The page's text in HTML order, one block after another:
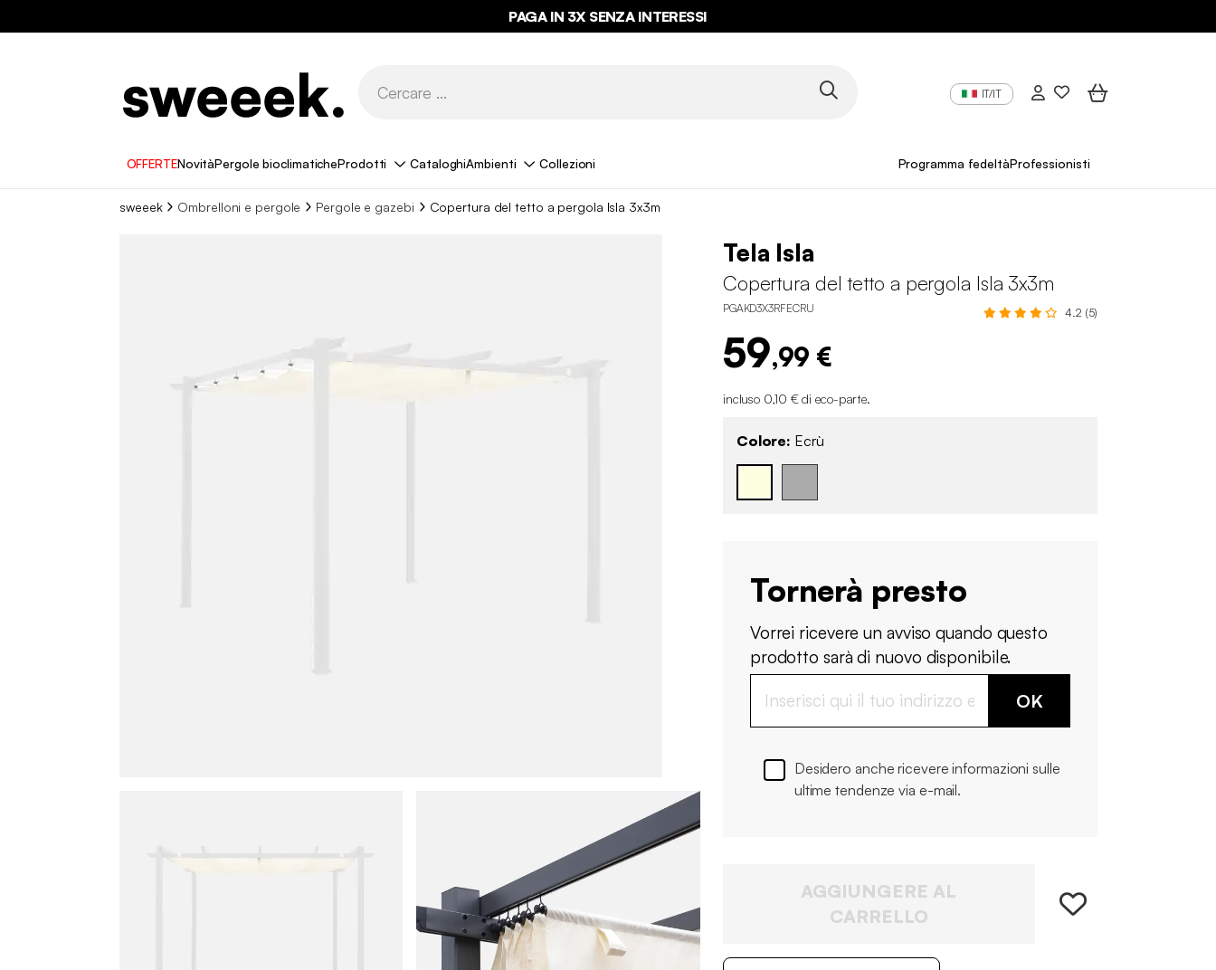
PAGA IN 3X SENZA INTERESSI
IT/IT
OFFERTENovitàPergole bioclimaticheProdotti CataloghiAmbienti Collezioni Programma fedeltàProfessionisti
sweeek Ombrelloni e pergole Pergole e gazebi Copertura del tetto a pergola Isla 3x3m
Tela Isla
Copertura del tetto a pergola Isla 3x3m
PGAKD3X3RFECRU 4.2 (5)
59,99 €
incluso 0,10 € di eco-parte.
Colore: Ecrù
Tornerà presto
Vorrei ricevere un avviso quando questo
prodotto sarà di nuovo disponibile.
OK
Desidero anche ricevere informazioni sulle
ultime tendenze via e-mail.
AGGIUNGERE AL
CARRELLO